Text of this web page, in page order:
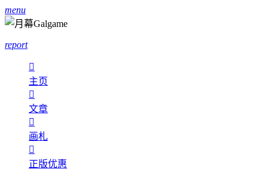
menu
report

主页

文章

画札

正版优惠